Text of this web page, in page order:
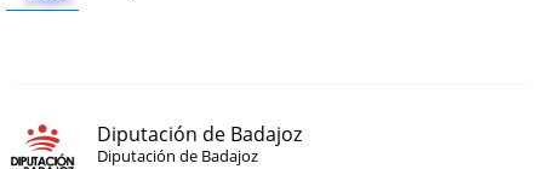
Diputación de Badajoz
Diputación de Badajoz